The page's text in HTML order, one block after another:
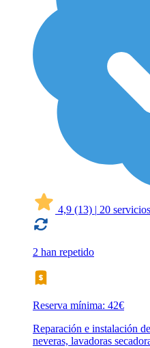
4,9 (13) | 20 servicios
2 han repetido
Reserva mínima: 42€
Reparación e instalación
neveras, lavadoras